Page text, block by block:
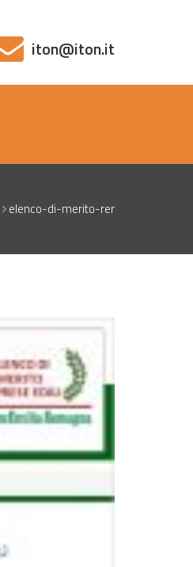
iton@iton.it
elenco-di-merito-rer